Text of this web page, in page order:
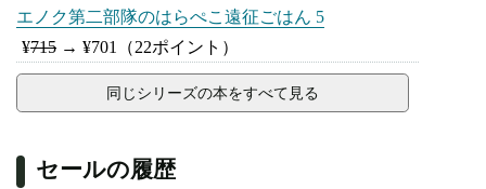
エノク第二部隊のはらぺこ遠征ごはん 5
¥715 → ¥701 （22ポイント）
同じシリーズの本をすべて見る
セールの履歴